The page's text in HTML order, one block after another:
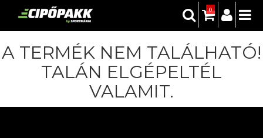
0
A TERMÉK NEM TALÁLHATÓ!
TALÁN ELGÉPELTÉL
VALAMIT.